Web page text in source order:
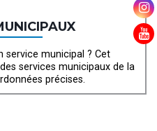
municipal ? Cet
services municipaux de la
précises.